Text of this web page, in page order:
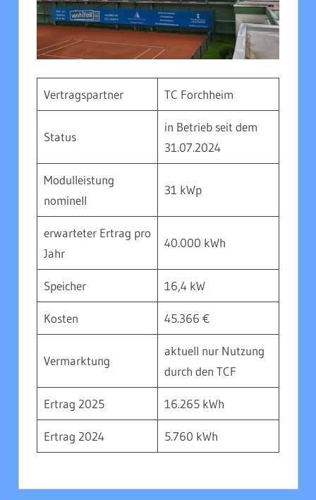
Vertragspartner TC Forchheim
Status
in Betrieb seit dem
31.07.2024
Modulleistung
nominell
31 kWp
erwarteter Ertrag pro
Jahr
40.000 kWh
Speicher 16,4 kW
Kosten 45.366 €
Vermarktung
aktuell nur Nutzung
durch den TCF
Ertrag 2025 16.265 kWh
Ertrag 2024 5.760 kWh